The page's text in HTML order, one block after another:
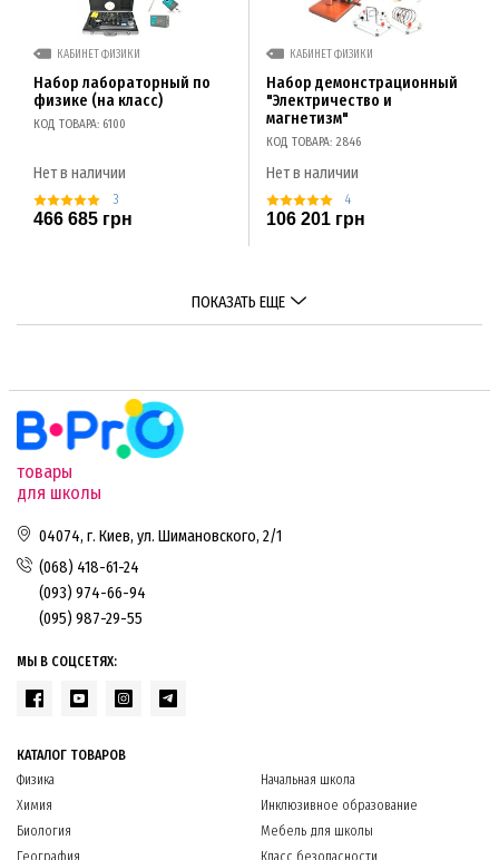
КАБИНЕТ ФИЗИКИ
Набор лабораторный по
физике (на класс)
КОД ТОВАРА: 6100
Нет в наличии
3
466 685 грн
КАБИНЕТ ФИЗИКИ
Набор демонстрационный
"Электричество и
магнетизм"
КОД ТОВАРА: 2846
Нет в наличии
4
106 201 грн
ПОКАЗАТЬ ЕЩЕ
товары
для школы
04074, г. Киев, ул. Шимановского, 2/1
(068) 418-61-24
(093) 974-66-94
(095) 987-29-55
МЫ В СОЦСЕТЯХ:
КАТАЛОГ ТОВАРОВ
Физика
Химия
Биология
Начальная школа
Инклюзивное образование
Мебель для школы